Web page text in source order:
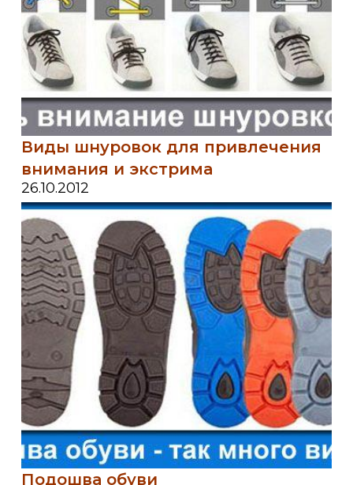
Виды шнуровок для привлечения
внимания и экстрима
26.10.2012
Подошва обуви